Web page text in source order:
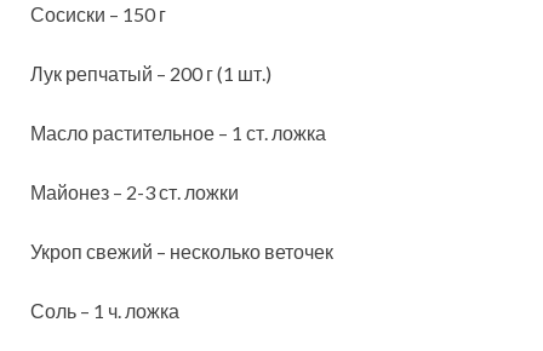
Сосиски – 150 г
Лук репчатый – 200 г (1 шт.)
Масло растительное – 1 ст. ложка
Майонез – 2-3 ст. ложки
Укроп свежий – несколько веточек
Соль – 1 ч. ложка